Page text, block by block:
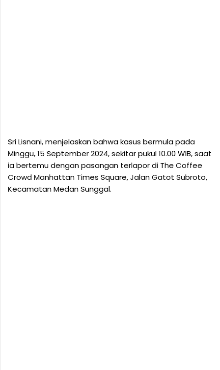
Sri Lisnani, menjelaskan bahwa kasus bermula pada
Minggu, 15 September 2024, sekitar pukul 10.00 WIB, saat
ia bertemu dengan pasangan terlapor di The Coffee
Crowd Manhattan Times Square, Jalan Gatot Subroto,
Kecamatan Medan Sunggal.